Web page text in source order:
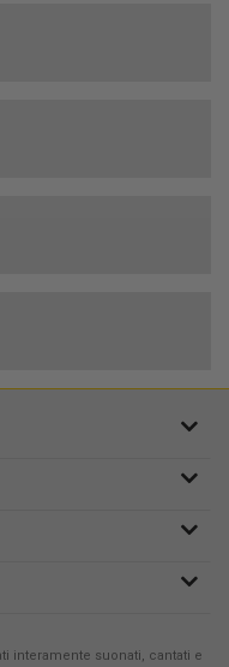
interamente suonati, cantati e